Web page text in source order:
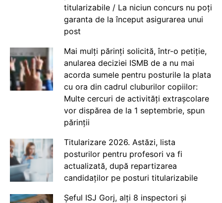
titularizabile / La niciun concurs nu poți
garanta de la început asigurarea unui
post
Mai mulți părinți solicită, într-o petiție,
anularea deciziei ISMB de a nu mai
acorda sumele pentru posturile la plata
cu ora din cadrul cluburilor copiilor:
Multe cercuri de activități extrașcolare
vor dispărea de la 1 septembrie, spun
părinții
Titularizare 2026. Astăzi, lista
posturilor pentru profesori va fi
actualizată, după repartizarea
candidaților pe posturi titularizabile
Șeful ISJ Gorj, alți 8 inspectori și